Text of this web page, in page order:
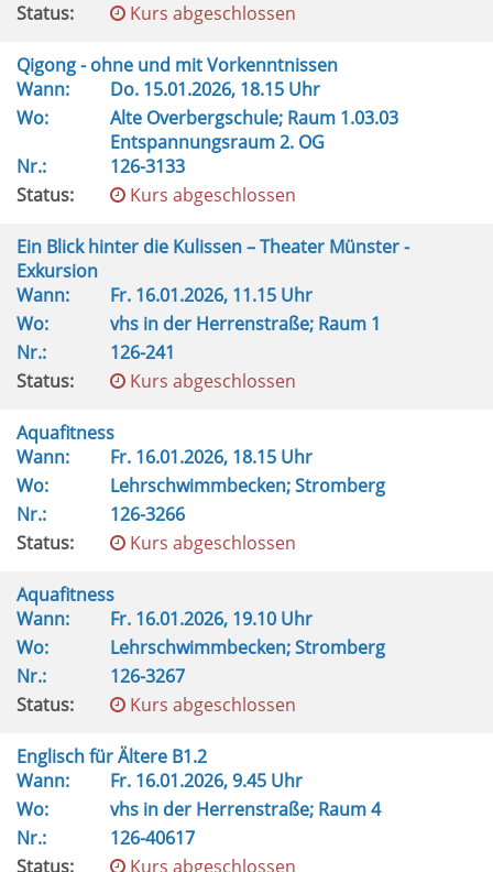
Status:
Kurs abgeschlossen
Qigong - ohne und mit Vorkenntnissen
Wann:
Do. 15.01.2026, 18.15 Uhr
Wo:
Alte Overbergschule; Raum 1.03.03
Entspannungsraum 2. OG
Nr.:
126-3133
Status:
Kurs abgeschlossen
Ein Blick hinter die Kulissen – Theater Münster -
Exkursion
Wann:
Fr. 16.01.2026, 11.15 Uhr
Wo:
vhs in der Herrenstraße; Raum 1
Nr.:
126-241
Status:
Kurs abgeschlossen
Aquafitness
Wann:
Fr. 16.01.2026, 18.15 Uhr
Wo:
Lehrschwimmbecken; Stromberg
Nr.:
126-3266
Status:
Kurs abgeschlossen
Aquafitness
Wann:
Fr. 16.01.2026, 19.10 Uhr
Wo:
Lehrschwimmbecken; Stromberg
Nr.:
126-3267
Status:
Kurs abgeschlossen
Englisch für Ältere B1.2
Wann:
Fr. 16.01.2026, 9.45 Uhr
Wo:
vhs in der Herrenstraße; Raum 4
Nr.:
126-40617
Status:
Kurs abgeschlossen